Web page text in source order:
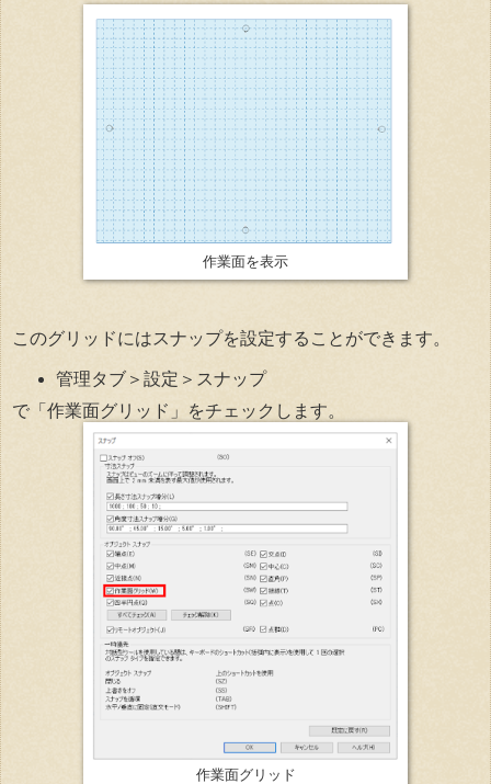
作業面を表示
このグリッドにはスナップを設定することができます。
管理タブ＞設定＞スナップ
で「作業面グリッド」をチェックします。
作業面グリッド